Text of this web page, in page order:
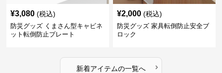
¥3,080 (税込)
防災グッズ くまさん型キャビネ
ット転倒防止プレート
¥2,000 (税込)
防災グッズ 家具転倒防止安全ブ
ロック
新着アイテムの一覧へ ›